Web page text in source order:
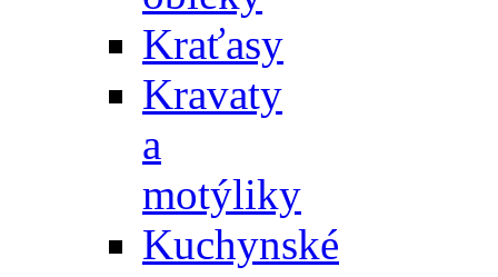
Kraťasy
Kravaty
a
motýliky
Kuchynské